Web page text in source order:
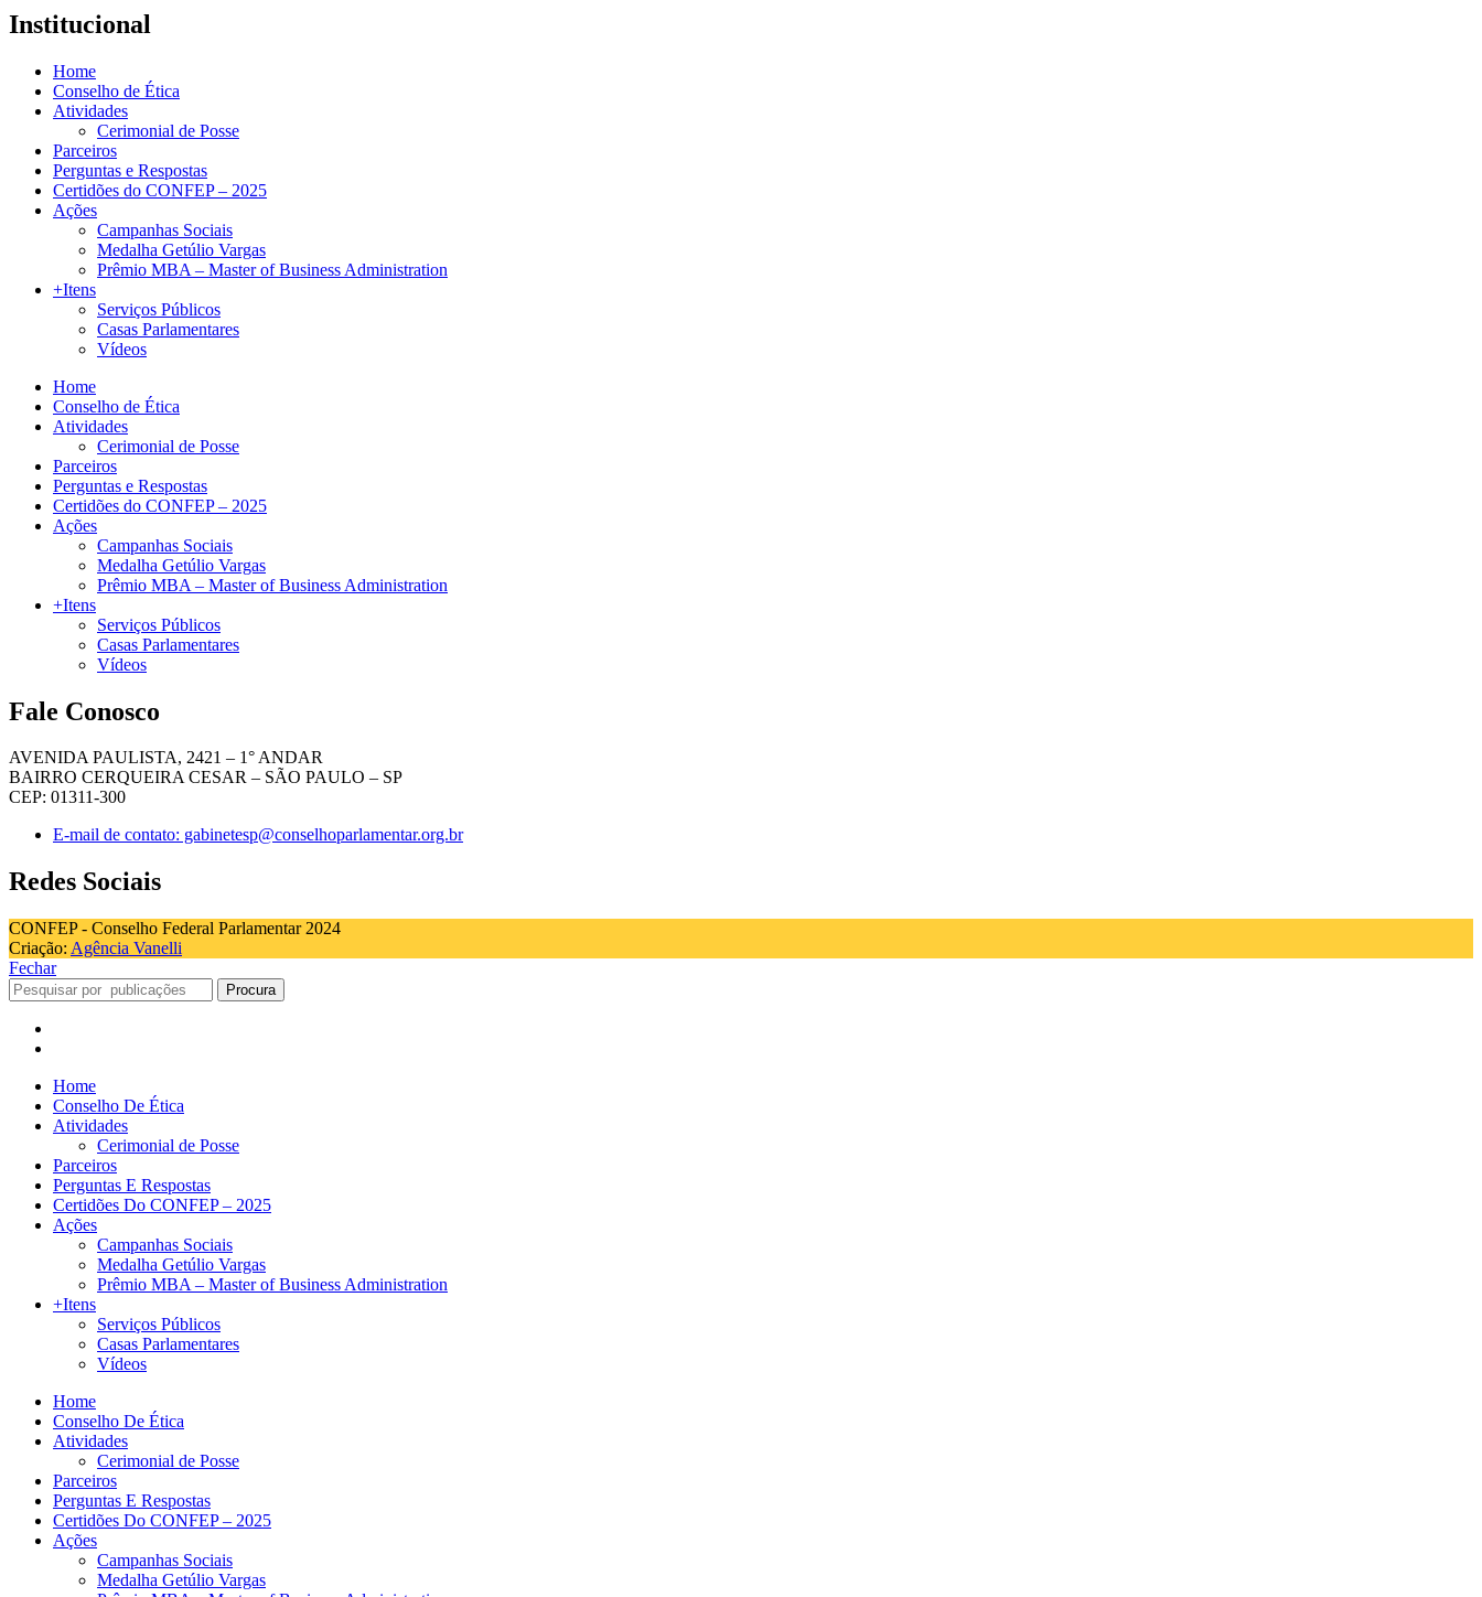
Institucional
Home
Conselho de Ética
Atividades
Cerimonial de Posse
Parceiros
Perguntas e Respostas
Certidões do CONFEP – 2025
Ações
Campanhas Sociais
Medalha Getúlio Vargas
Prêmio MBA – Master of Business Administration
+Itens
Serviços Públicos
Casas Parlamentares
Vídeos
Home
Conselho de Ética
Atividades
Cerimonial de Posse
Parceiros
Perguntas e Respostas
Certidões do CONFEP – 2025
Ações
Campanhas Sociais
Medalha Getúlio Vargas
Prêmio MBA – Master of Business Administration
+Itens
Serviços Públicos
Casas Parlamentares
Vídeos
Fale Conosco
AVENIDA PAULISTA, 2421 – 1° ANDAR
BAIRRO CERQUEIRA CESAR – SÃO PAULO – SP
CEP: 01311-300
E-mail de contato: gabinetesp@conselhoparlamentar.org.br
Redes Sociais
CONFEP - Conselho Federal Parlamentar 2024
Criação: Agência Vanelli
Fechar
Procura
Home
Conselho De Ética
Atividades
Cerimonial de Posse
Parceiros
Perguntas E Respostas
Certidões Do CONFEP – 2025
Ações
Campanhas Sociais
Medalha Getúlio Vargas
Prêmio MBA – Master of Business Administration
+Itens
Serviços Públicos
Casas Parlamentares
Vídeos
Home
Conselho De Ética
Atividades
Cerimonial de Posse
Parceiros
Perguntas E Respostas
Certidões Do CONFEP – 2025
Ações
Campanhas Sociais
Medalha Getúlio Vargas